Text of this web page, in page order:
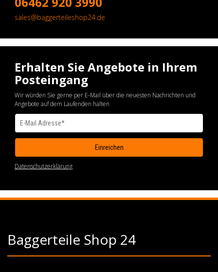
sales@baggerteileshop24.de
Erhalten Sie Angebote in Ihrem
Posteingang
Wir würden Sie gerne per E-Mail über die neuesten Nachrichten und
Angebote auf dem Laufenden halten
Datenschutzerklärung
Baggerteile Shop 24